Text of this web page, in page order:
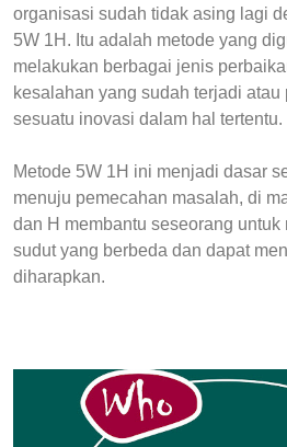
organisasi sudah tidak asing lagi
5W 1H. Itu adalah metode yang
melakukan berbagai jenis
kesalahan yang sudah terjadi
sesuatu inovasi dalam hal tertentu.
Metode 5W 1H ini menjadi dasar
menuju pemecahan masalah, di
dan H membantu seseorang
sudut yang berbeda dan dapat
diharapkan.